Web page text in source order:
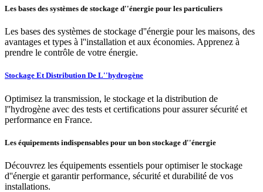
Les bases des systèmes de stockage d''énergie pour les particuliers
Les bases des systèmes de stockage d''énergie pour les maisons, des
avantages et types à l''installation et aux économies. Apprenez à
prendre le contrôle de votre énergie.
Stockage Et Distribution De L''hydrogène
Optimisez la transmission, le stockage et la distribution de
l''hydrogène avec des tests et certifications pour assurer sécurité et
performance en France.
Les équipements indispensables pour un bon stockage d''énergie
Découvrez les équipements essentiels pour optimiser le stockage
d''énergie et garantir performance, sécurité et durabilité de vos
installations.